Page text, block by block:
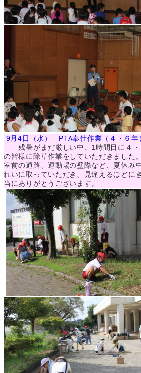
9月4日（水） PTA奉仕作業（４・６年
残暑がまだ厳しい中、1時間目に４・
の皆様に除草作業をしていただきました
室前の通路、運動場の壁際など、夏休み
れいに取っていただき、見違えるほどに
当にありがとうございます。